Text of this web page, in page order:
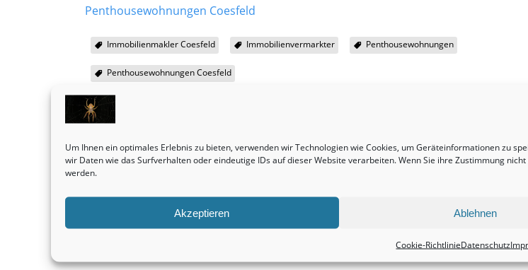
Um Ihnen ein optimales Erlebnis zu bieten, verwenden wir Technologien wie Cookies, um Geräteinformationen zu
wir Daten wie das Surfverhalten oder eindeutige IDs auf dieser Website verarbeiten. Wenn Sie ihre Zustimmung
werden.
Akzeptieren Ablehnen
Cookie-RichtlinieDatenschutz
Penthousewohnungen Coesfeld
Immobilienmakler Coesfeld Immobilienvermarkter Penthousewohnungen
Penthousewohnungen Coesfeld
SHARE THIS
Vorheriger Beitrag